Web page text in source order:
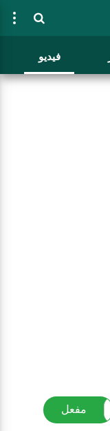
فيديو
مفعل